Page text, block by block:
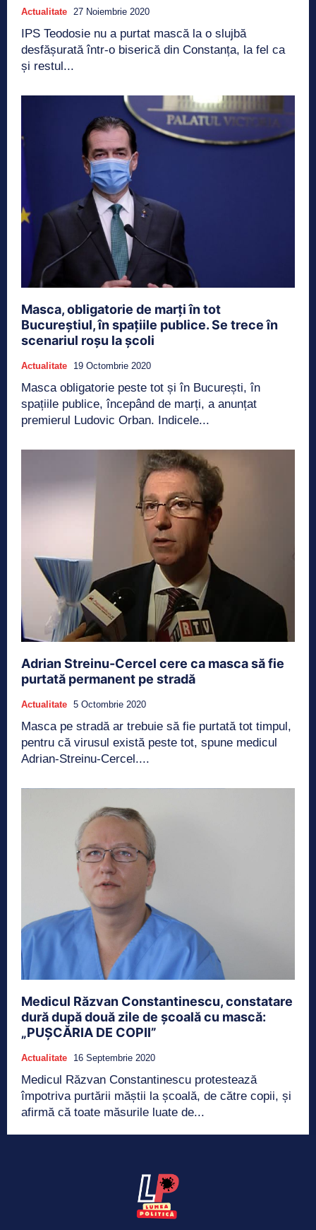
Actualitate 27 Noiembrie 2020
IPS Teodosie nu a purtat mască la o slujbă
desfășurată într-o biserică din Constanța, la fel ca
și restul...
Masca, obligatorie de marți în tot
Bucureștiul, în spațiile publice. Se trece în
scenariul roșu la școli
Actualitate 19 Octombrie 2020
Masca obligatorie peste tot și în București, în
spațiile publice, începând de marți, a anunțat
premierul Ludovic Orban. Indicele...
Adrian Streinu-Cercel cere ca masca să fie
purtată permanent pe stradă
Actualitate 5 Octombrie 2020
Masca pe stradă ar trebuie să fie purtată tot timpul,
pentru că virusul există peste tot, spune medicul
Adrian-Streinu-Cercel....
Medicul Răzvan Constantinescu, constatare
dură după două zile de școală cu mască:
„PUȘCĂRIA DE COPII”
Actualitate 16 Septembrie 2020
Medicul Răzvan Constantinescu protestează
împotriva purtării măștii la școală, de către copii, și
afirmă că toate măsurile luate de...